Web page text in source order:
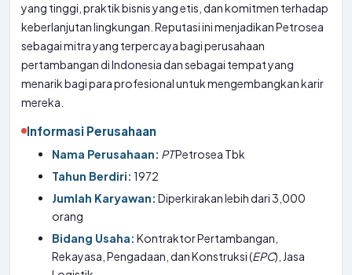
yang tinggi, praktik bisnis yang etis, dan komitmen terhadap
keberlanjutan lingkungan. Reputasi ini menjadikan Petrosea
sebagai mitra yang terpercaya bagi perusahaan
pertambangan di Indonesia dan sebagai tempat yang
menarik bagi para profesional untuk mengembangkan karir
mereka.
Informasi Perusahaan
Nama Perusahaan: PTPetrosea Tbk
Tahun Berdiri: 1972
Jumlah Karyawan: Diperkirakan lebih dari 3,000
orang
Bidang Usaha: Kontraktor Pertambangan,
Rekayasa, Pengadaan, dan Konstruksi (EPC), Jasa